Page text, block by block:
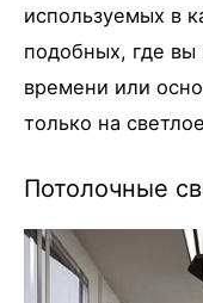
используемых в
подобных, где
времени или
только на
Потолочные